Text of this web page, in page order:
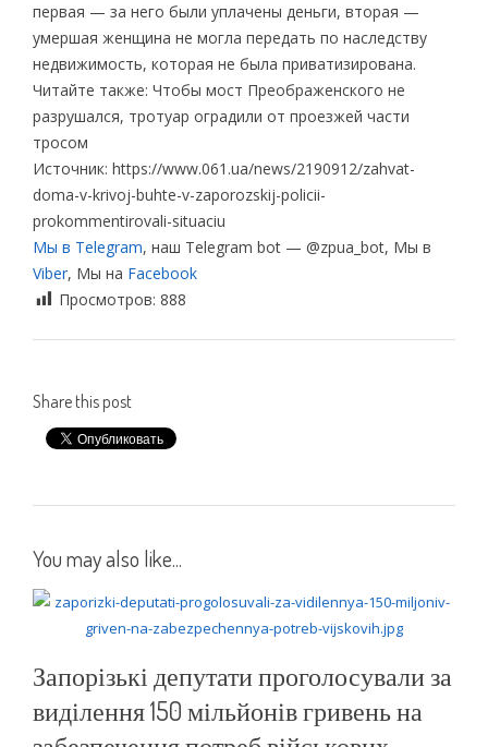
первая — за него были уплачены деньги, вторая —
умершая женщина не могла передать по наследству
недвижимость, которая не была приватизирована.
Читайте также: Чтобы мост Преображенского не
разрушался, тротуар оградили от проезжей части
тросом
Источник: https://www.061.ua/news/2190912/zahvat-
doma-v-krivoj-buhte-v-zaporozskij-policii-
prokommentirovali-situaciu
Мы в Telegram, наш Telegram bot — @zpua_bot, Мы в
Viber, Мы на Facebook
Просмотров: 888
Share this post
You may also like...
Запорізькі депутати проголосували за
виділення 150 мільйонів гривень на